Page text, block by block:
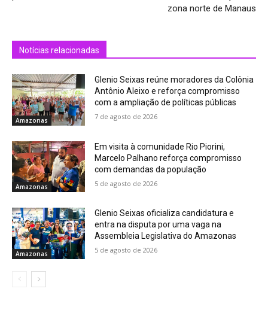
zona norte de Manaus
Notícias relacionadas
Amazonas
Glenio Seixas reúne moradores da Colônia
Antônio Aleixo e reforça compromisso
com a ampliação de políticas públicas
7 de agosto de 2026
Amazonas
Em visita à comunidade Rio Piorini,
Marcelo Palhano reforça compromisso
com demandas da população
5 de agosto de 2026
Amazonas
Glenio Seixas oficializa candidatura e
entra na disputa por uma vaga na
Assembleia Legislativa do Amazonas
5 de agosto de 2026